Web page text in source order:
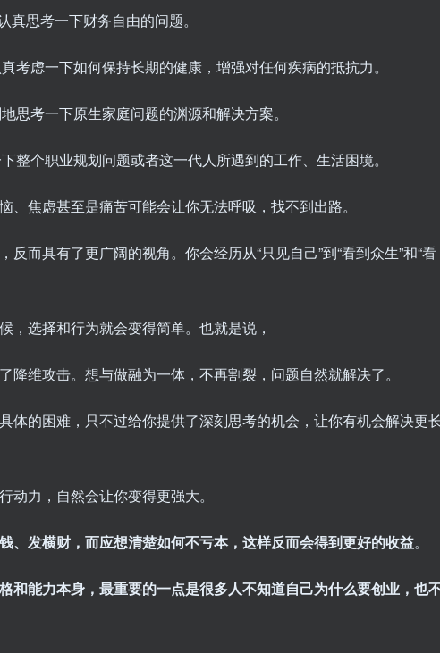
思考一下财务自由的问题。
考虑一下如何保持长期的健康，增强对任何疾病的抵抗力。
思考一下原生家庭问题的渊源和解决方案。
整个职业规划问题或者这一代人所遇到的工作、生活困境。
、焦虑甚至是痛苦可能会让你无法呼吸，找不到出路。
而具有了更广阔的视角。你会经历从“只见自己”到“看到众生”和“看
，选择和行为就会变得简单。也就是说，
降维攻击。想与做融为一体，不再割裂，问题自然就解决了。
体的困难，只不过给你提供了深刻思考的机会，让你有机会解决更
力，自然会让你变得更强大。
、发横财，而应想清楚如何不亏本，这样反而会得到更好的收益。
和能力本身，最重要的一点是很多人不知道自己为什么要创业，也